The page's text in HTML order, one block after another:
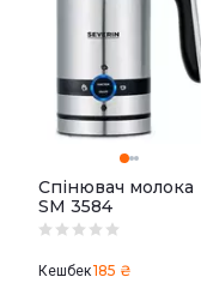
Спінювач молока
SM 3584
Кешбек185 ₴